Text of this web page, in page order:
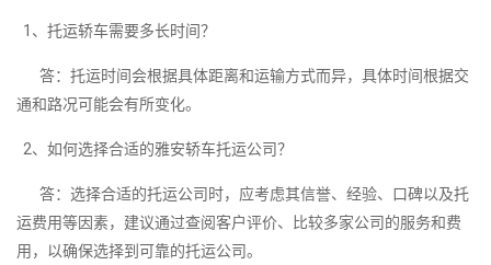
1、托运轿车需要多长时间？
答：托运时间会根据具体距离和运输方式而异，具体时间根据交
通和路况可能会有所变化。
2、如何选择合适的雅安轿车托运公司？
答：选择合适的托运公司时，应考虑其信誉、经验、口碑以及托
运费用等因素，建议通过查阅客户评价、比较多家公司的服务和费
用，以确保选择到可靠的托运公司。